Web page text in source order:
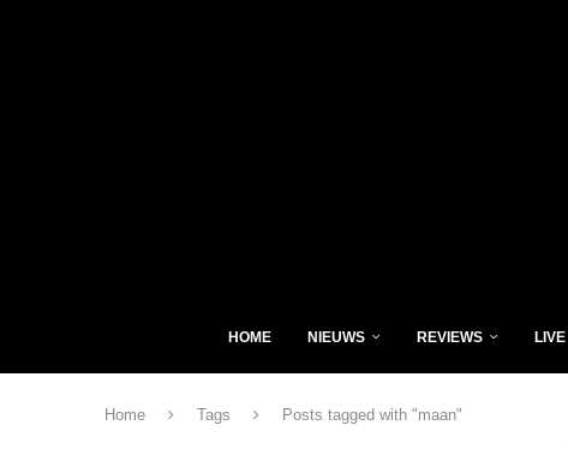
HOME NIEUWS REVIEWS LIVE
Home Tags Posts tagged with "maan"